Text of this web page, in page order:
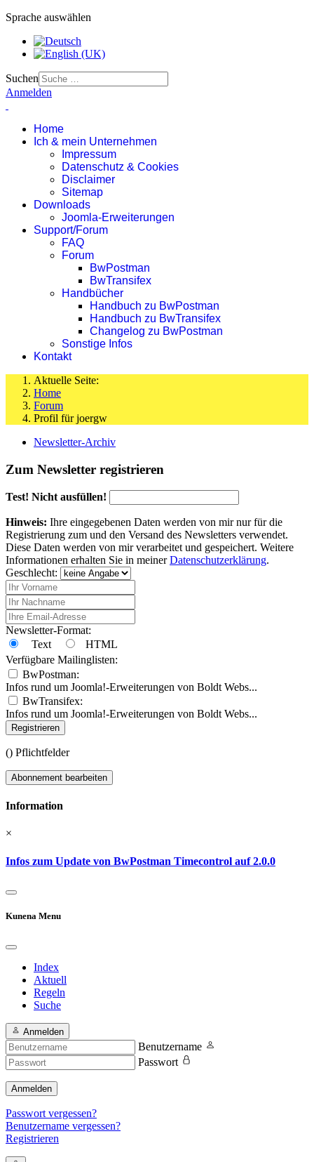
Sprache auswählen
Suchen
Anmelden
Home
Ich & mein Unternehmen
Impressum
Datenschutz & Cookies
Disclaimer
Sitemap
Downloads
Joomla-Erweiterungen
Support/Forum
FAQ
Forum
BwPostman
BwTransifex
Handbücher
Handbuch zu BwPostman
Handbuch zu BwTransifex
Changelog zu BwPostman
Sonstige Infos
Kontakt
Aktuelle Seite:
Home
Forum
Profil für joergw
Newsletter-Archiv
Zum Newsletter registrieren
Test! Nicht ausfüllen!
Hinweis: Ihre eingegebenen Daten werden von mir nur für die
Registrierung zum und den Versand des Newsletters verwendet.
Diese Daten werden von mir verarbeitet und gespeichert. Weitere
Informationen erhalten Sie in meinerDatenschutzerklärung.
Geschlecht:
Newsletter-Format:
Text
HTML
Verfügbare Mailinglisten:
BwPostman:
Infos rund um Joomla!-Erweiterungen von Boldt Webs...
BwTransifex:
Infos rund um Joomla!-Erweiterungen von Boldt Webs...
Registrieren
() Pflichtfelder
Abonnement bearbeiten
Information
×
Infos zum Update von BwPostman Timecontrol auf 2.0.0
Kunena Menu
Index
Aktuell
Regeln
Suche
Anmelden
Benutzername
Passwort
Anmelden
Passwort vergessen?
Benutzername vergessen?
Registrieren